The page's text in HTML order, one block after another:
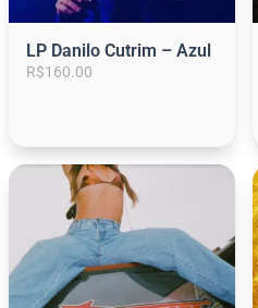
LP Danilo Cutrim – Azul
R$160.00